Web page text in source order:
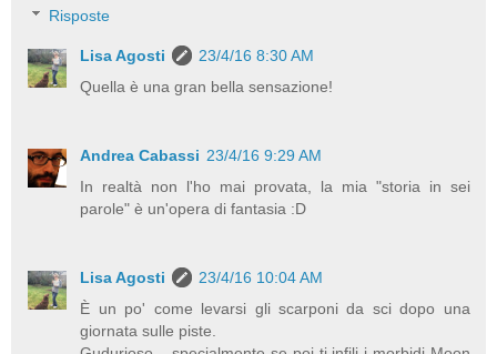
Risposte
Lisa Agosti
23/4/16 8:30 AM
Quella è una gran bella sensazione!
Andrea Cabassi 23/4/16 9:29 AM
In realtà non l'ho mai provata, la mia "storia in sei
parole" è un'opera di fantasia :D
Lisa Agosti
23/4/16 10:04 AM
È un po' come levarsi gli scarponi da sci dopo una
giornata sulle piste.